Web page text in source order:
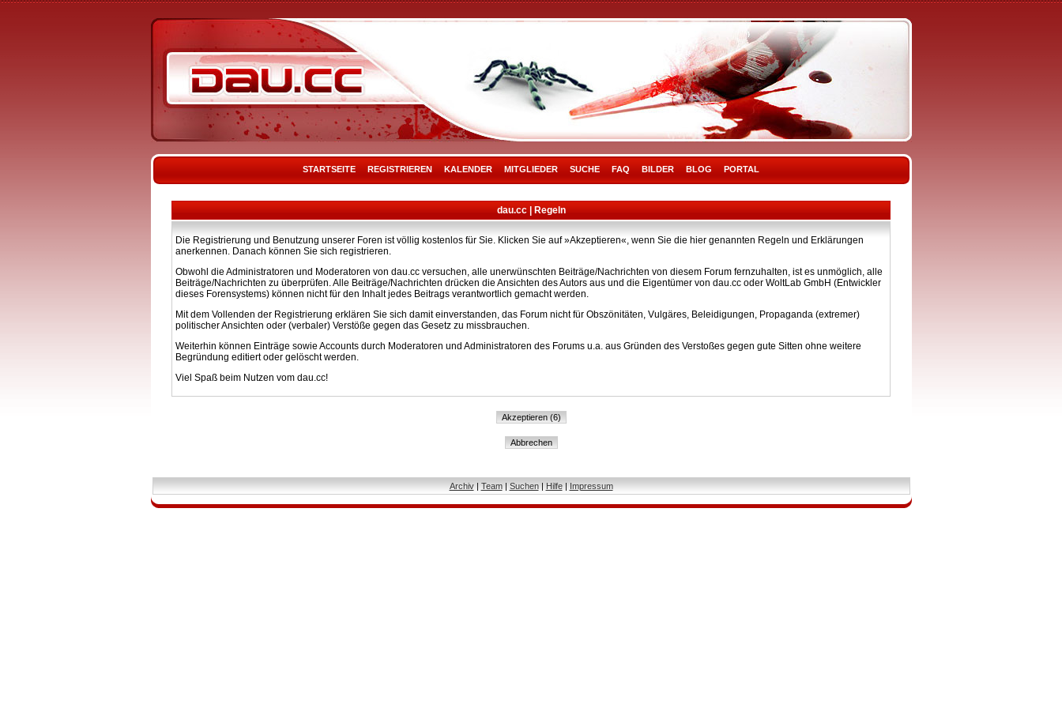
STARTSEITE REGISTRIEREN KALENDER MITGLIEDER SUCHE FAQ BILDER BLOG PORTAL
dau.cc | Regeln
Die Registrierung und Benutzung unserer Foren ist völlig kostenlos für Sie. Klicken Sie auf »Akzeptieren«, wenn Sie die hier genannten Regeln und Erklärungen
anerkennen. Danach können Sie sich registrieren.
Obwohl die Administratoren und Moderatoren von dau.cc versuchen, alle unerwünschten Beiträge/Nachrichten von diesem Forum fernzuhalten, ist es unmöglich, alle
Beiträge/Nachrichten zu überprüfen. Alle Beiträge/Nachrichten drücken die Ansichten des Autors aus und die Eigentümer von dau.cc oder WoltLab GmbH (Entwickler
dieses Forensystems) können nicht für den Inhalt jedes Beitrags verantwortlich gemacht werden.
Mit dem Vollenden der Registrierung erklären Sie sich damit einverstanden, das Forum nicht für Obszönitäten, Vulgäres, Beleidigungen, Propaganda (extremer)
politischer Ansichten oder (verbaler) Verstöße gegen das Gesetz zu missbrauchen.
Weiterhin können Einträge sowie Accounts durch Moderatoren und Administratoren des Forums u.a. aus Gründen des Verstoßes gegen gute Sitten ohne weitere
Begründung editiert oder gelöscht werden.
Viel Spaß beim Nutzen vom dau.cc!
Archiv| Team| Suchen| Hilfe| Impressum